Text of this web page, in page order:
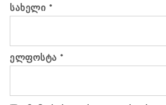
სახელი *
ელფოსტა *